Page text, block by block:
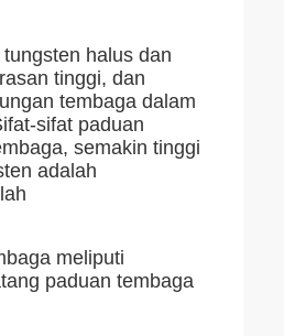
halus dan
tinggi, dan
tembaga dalam
sifat paduan
semakin tinggi
adalah
meliputi
paduan tembaga